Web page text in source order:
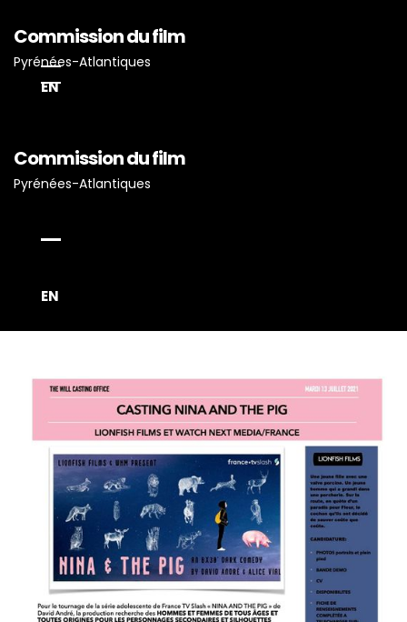
Commission du film
Pyrénées-Atlantiques
EN
Commission du film
Pyrénées-Atlantiques
EN
Accueil
Projets Tournés En P-A
Proposez Vos Services
Vous Avez Un Projet De
Tournage ?